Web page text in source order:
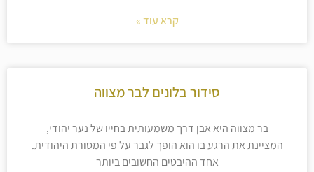
קרא עוד »
סידור בלונים לבר מצווה
בר מצווה היא אבן דרך משמעותית בחייו של נער יהודי,
המציינת את הרגע בו הוא הופך לגבר על פי המסורת היהודית.
אחד ההיבטים החשובים ביותר